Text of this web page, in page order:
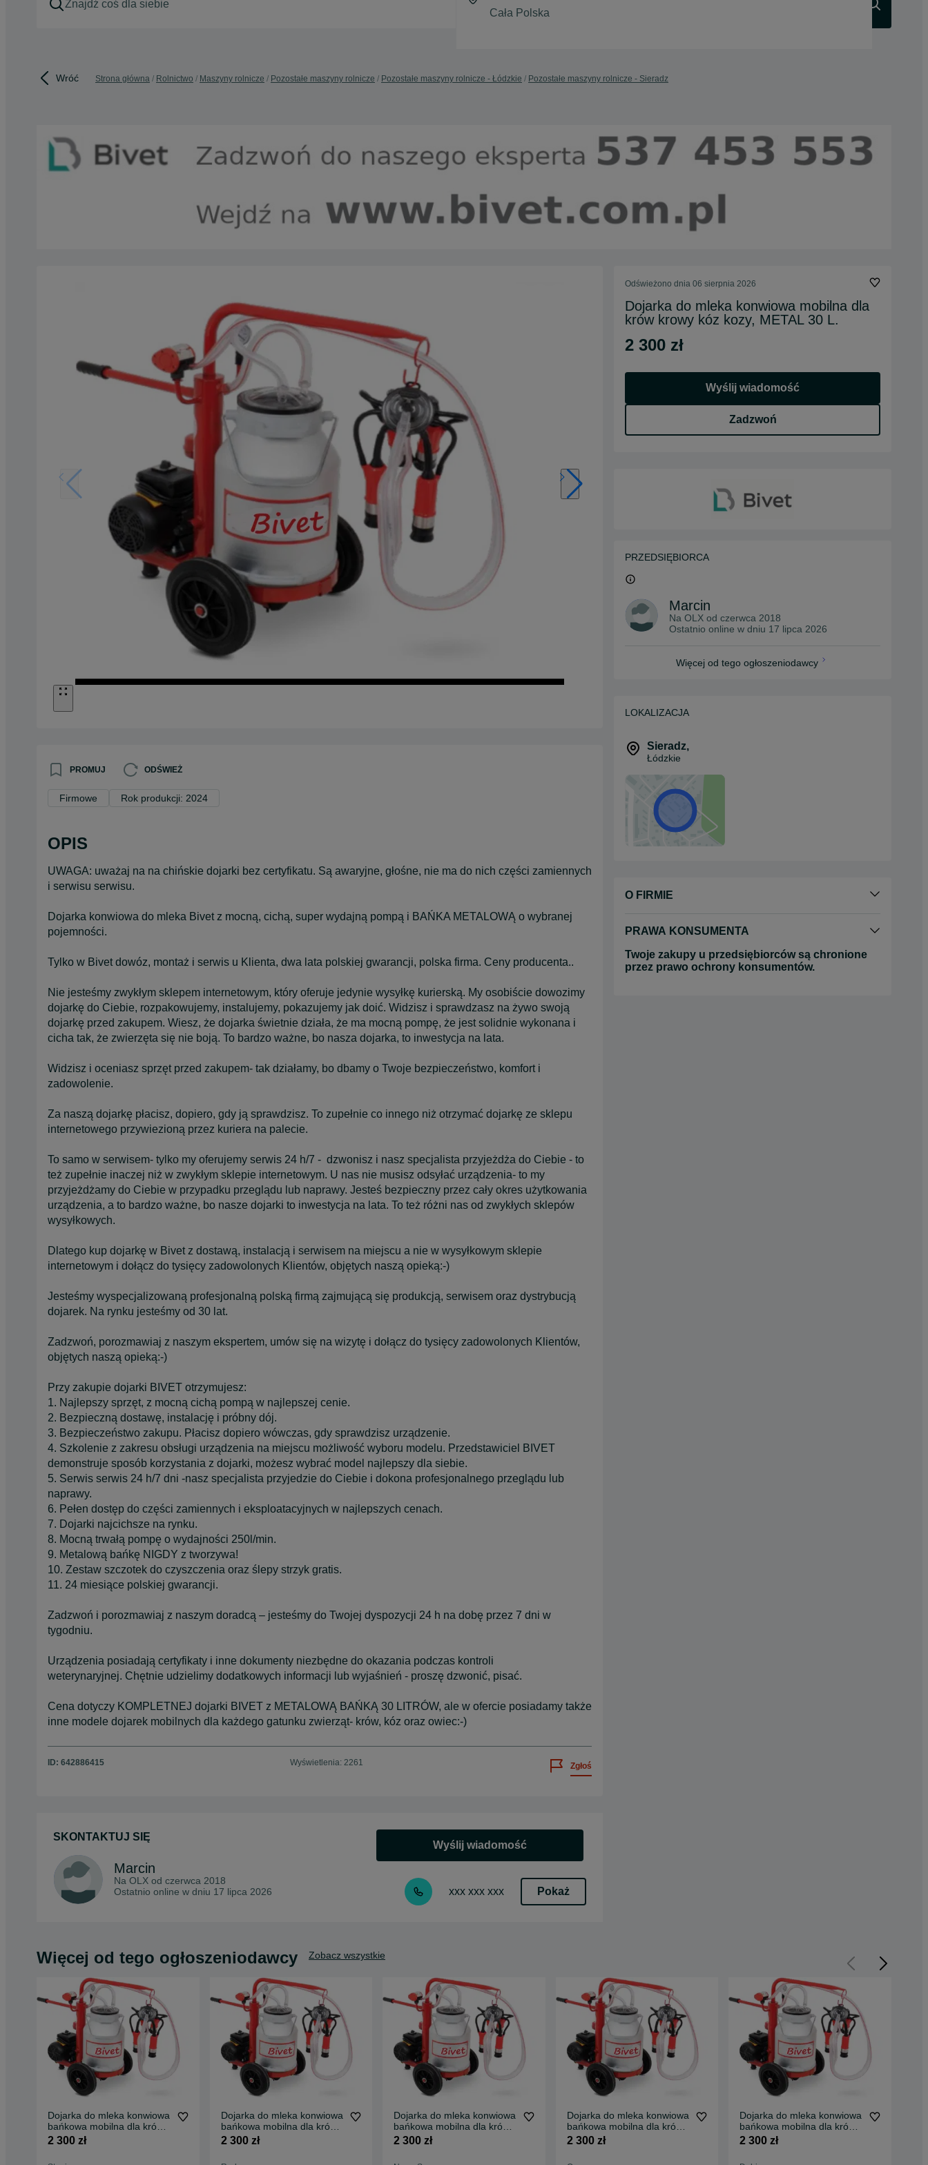
Wróć Strona główna Rolnictwo Maszyny rolnicze Pozostałe maszyny rolnicze Pozostałe maszyny rolnicze - Łódzkie Pozostałe maszyny rolnicze - Sieradz
PROMUJ ODŚWIEŻ
Firmowe Rok produkcji: 2024
OPIS
UWAGA: uważaj na na chińskie dojarki bez certyfikatu. Są awaryjne, głośne, nie ma do nich części zamiennych
i serwisu serwisu.
Dojarka konwiowa do mleka Bivet z mocną, cichą, super wydajną pompą i BAŃKA METALOWĄ o wybranej
pojemności.
Tylko w Bivet dowóz, montaż i serwis u Klienta, dwa lata polskiej gwarancji, polska firma. Ceny producenta..
Nie jesteśmy zwykłym sklepem internetowym, który oferuje jedynie wysyłkę kurierską. My osobiście dowozimy
dojarkę do Ciebie, rozpakowujemy, instalujemy, pokazujemy jak doić. Widzisz i sprawdzasz na żywo swoją
dojarkę przed zakupem. Wiesz, że dojarka świetnie działa, że ma mocną pompę, że jest solidnie wykonana i
cicha tak, że zwierzęta się nie boją. To bardzo ważne, bo nasza dojarka, to inwestycja na lata.
Widzisz i oceniasz sprzęt przed zakupem- tak działamy, bo dbamy o Twoje bezpieczeństwo, komfort i
zadowolenie.
Za naszą dojarkę płacisz, dopiero, gdy ją sprawdzisz. To zupełnie co innego niż otrzymać dojarkę ze sklepu
internetowego przywiezioną przez kuriera na palecie.
To samo w serwisem- tylko my oferujemy serwis 24 h/7 - dzwonisz i nasz specjalista przyjeżdża do Ciebie - to
też zupełnie inaczej niż w zwykłym sklepie internetowym. U nas nie musisz odsyłać urządzenia- to my
przyjeżdżamy do Ciebie w przypadku przeglądu lub naprawy. Jesteś bezpieczny przez cały okres użytkowania
urządzenia, a to bardzo ważne, bo nasze dojarki to inwestycja na lata. To też różni nas od zwykłych sklepów
wysyłkowych.
Dlatego kup dojarkę w Bivet z dostawą, instalacją i serwisem na miejscu a nie w wysyłkowym sklepie
internetowym i dołącz do tysięcy zadowolonych Klientów, objętych naszą opieką:-)
Jesteśmy wyspecjalizowaną profesjonalną polską firmą zajmującą się produkcją, serwisem oraz dystrybucją
dojarek. Na rynku jesteśmy od 30 lat.
Zadzwoń, porozmawiaj z naszym ekspertem, umów się na wizytę i dołącz do tysięcy zadowolonych Klientów,
objętych naszą opieką:-)
Przy zakupie dojarki BIVET otrzymujesz:
1. Najlepszy sprzęt, z mocną cichą pompą w najlepszej cenie.
2. Bezpieczną dostawę, instalację i próbny dój.
3. Bezpieczeństwo zakupu. Płacisz dopiero wówczas, gdy sprawdzisz urządzenie.
4. Szkolenie z zakresu obsługi urządzenia na miejscu możliwość wyboru modelu. Przedstawiciel BIVET
demonstruje sposób korzystania z dojarki, możesz wybrać model najlepszy dla siebie.
5. Serwis serwis 24 h/7 dni -nasz specjalista przyjedzie do Ciebie i dokona profesjonalnego przeglądu lub
naprawy.
6. Pełen dostęp do części zamiennych i eksploatacyjnych w najlepszych cenach.
7. Dojarki najcichsze na rynku.
8. Mocną trwałą pompę o wydajności 250l/min.
9. Metalową bańkę NIGDY z tworzywa!
10. Zestaw szczotek do czyszczenia oraz ślepy strzyk gratis.
11. 24 miesiące polskiej gwarancji.
Zadzwoń i porozmawiaj z naszym doradcą – jesteśmy do Twojej dyspozycji 24 h na dobę przez 7 dni w
tygodniu.
Urządzenia posiadają certyfikaty i inne dokumenty niezbędne do okazania podczas kontroli
weterynaryjnej. Chętnie udzielimy dodatkowych informacji lub wyjaśnień - proszę dzwonić, pisać.
Cena dotyczy KOMPLETNEJ dojarki BIVET z METALOWĄ BAŃKĄ 30 LITRÓW, ale w ofercie posiadamy także
inne modele dojarek mobilnych dla każdego gatunku zwierząt- krów, kóz oraz owiec:-)
ID: 642886415 Wyświetlenia: 2261 Zgłoś
SKONTAKTUJ SIĘ
Marcin
Na OLX od czerwca 2018
Ostatnio online w dniu 17 lipca 2026
Wyślij wiadomość
xxx xxx xxx Pokaż
Odświeżono dnia 06 sierpnia 2026
Dojarka do mleka konwiowa mobilna dla
krów krowy kóz kozy, METAL 30 L.
2 300 zł
Wyślij wiadomość
Zadzwoń
PRZEDSIĘBIORCA
Marcin
Na OLX od czerwca 2018
Ostatnio online w dniu 17 lipca 2026
Więcej od tego ogłoszeniodawcy
LOKALIZACJA
Sieradz,
Łódzkie
O FIRMIE
PRAWA KONSUMENTA
Twoje zakupy u przedsiębiorców są chronione
przez prawo ochrony konsumentów.
Więcej od tego ogłoszeniodawcy Zobacz wszystkie
Dojarka do mleka konwiowa
bańkowa mobilna dla krów
krowy kóz METAL 30l
2 300 zł
Dojarka do mleka konwiowa
bańkowa mobilna dla krów
krowy kóz METAL 30l
2 300 zł
Dojarka do mleka konwiowa
bańkowa mobilna dla krów
krowy kóz METAL 30l
2 300 zł
Dojarka do mleka konwiowa
bańkowa mobilna dla krów
krowy kóz METAL 30l
2 300 zł
Dojarka do mleka konwiowa
bańkowa mobilna dla krów
krowy kóz METAL 30l
2 300 zł